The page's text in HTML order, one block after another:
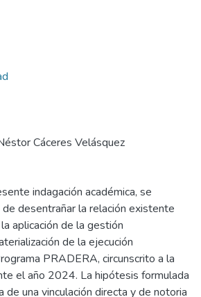
Cáceres Velásquez
indagación académica, se
desentrañar la relación existente
aplicación de la gestión
de la ejecución
PRADERA, circunscrito a la
el año 2024. La hipótesis formulada
una vinculación directa y de notoria